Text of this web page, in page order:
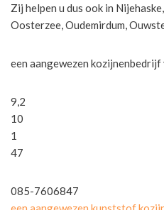
Zij helpen u dus ook in
Oosterzee, Oudemirdum,
een aangewezen
9,2
10
1
47
085-7606847